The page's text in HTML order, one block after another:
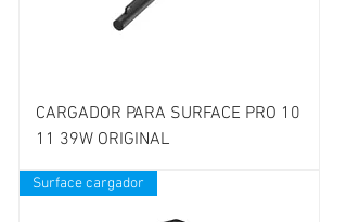
CARGADOR PARA SURFACE PRO 10
11 39W ORIGINAL
Surface cargador